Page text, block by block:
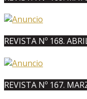
REVISTA Nº 168.
REVISTA Nº 167.